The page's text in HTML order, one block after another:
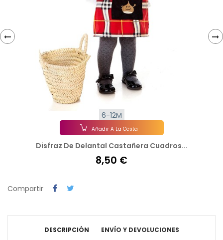
6-12M
Añadir A La Cesta
Disfraz De Delantal Castañera Cuadros...
8,50 €
Compartir
DESCRIPCIÓN ENVÍO Y DEVOLUCIONES